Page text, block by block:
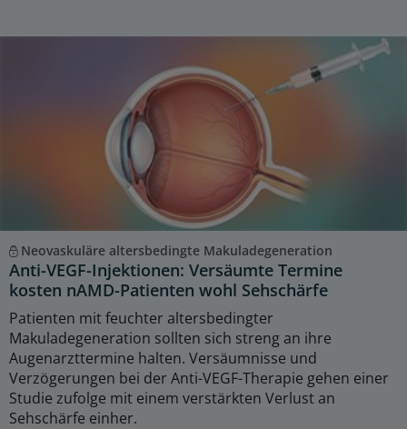
Neovaskuläre altersbedingte Makuladegeneration
Anti-VEGF-Injektionen: Versäumte Termine
kosten nAMD-Patienten wohl Sehschärfe
Patienten mit feuchter altersbedingter
Makuladegeneration sollten sich streng an ihre
Augenarzttermine halten. Versäumnisse und
Verzögerungen bei der Anti-VEGF-Therapie gehen einer
Studie zufolge mit einem verstärkten Verlust an
Sehschärfe einher.